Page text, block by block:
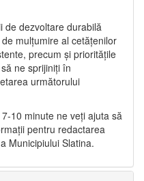
de dezvoltare durabilă
mulțumire al cetățenilor
precum și prioritățile
ne sprijiniți în
următorului
10 minute ne veți ajuta să
pentru redactarea
Municipiului Slatina.